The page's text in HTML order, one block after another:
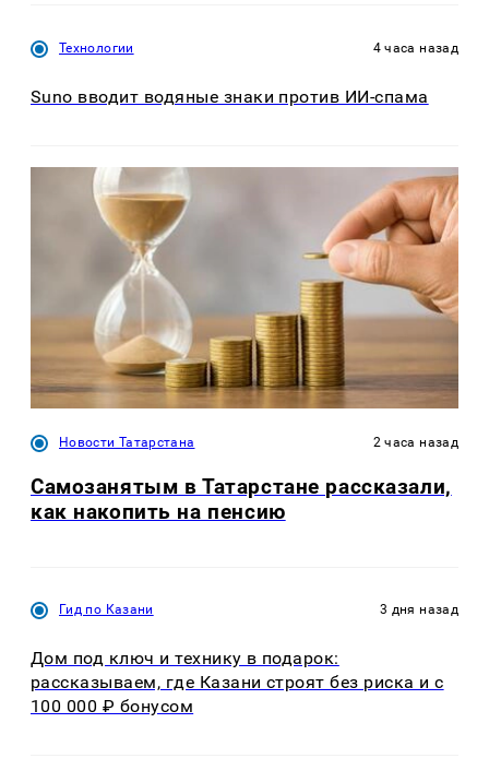
Технологии 4 часа назад
Suno вводит водяные знаки против ИИ-спама
Новости Татарстана 2 часа назад
Самозанятым в Татарстане рассказали,
как накопить на пенсию
Гид по Казани 3 дня назад
Дом под ключ и технику в подарок:
рассказываем, где Казани строят без риска и с
100 000 ₽ бонусом